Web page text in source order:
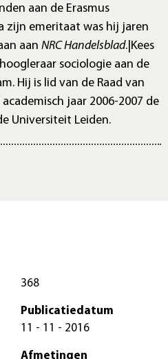
aan de Erasmus
zijn emeritaat was hij jaren
aan NRC Handelsblad.|Kees
sociologie aan de
Hij is lid van de Raad van
jaar 2006-2007 de
Universiteit Leiden.
368
Publicatiedatum
11 - 11 - 2016
Afmetingen